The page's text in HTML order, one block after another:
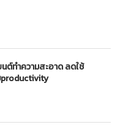
ต์ทำความสะอาด ลดใช้
productivity